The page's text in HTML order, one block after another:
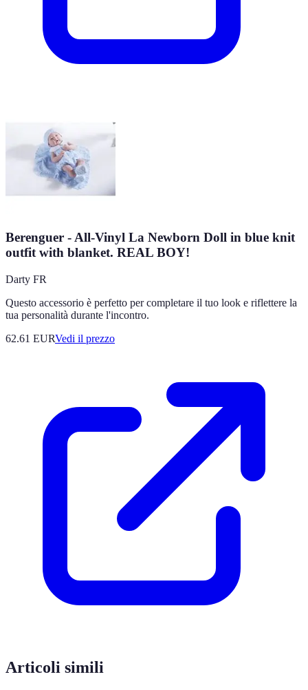
Berenguer - All-Vinyl La Newborn Doll in blue knit
outfit with blanket. REAL BOY!
Darty FR
Questo accessorio è perfetto per completare il tuo look e riflettere la
tua personalità durante l'incontro.
62.61 EURVedi il prezzo
Articoli simili